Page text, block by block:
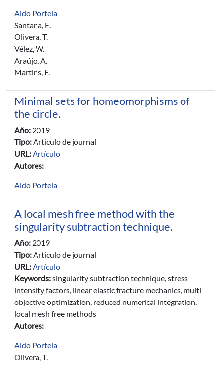
Aldo Portela
Santana, E.
Olivera, T.
Vélez, W.
Araújo, A.
Martins, F.
Minimal sets for homeomorphisms of
the circle.
Año: 2019
Tipo:Artículo de journal
URL:Artículo
Autores:
Aldo Portela
A local mesh free method with the
singularity subtraction technique.
Año: 2019
Tipo:Artículo de journal
URL:Artículo
Keywords:singularity subtraction technique, stress
intensity factors, linear elastic fracture mechanics, multi
objective optimization, reduced numerical integration,
local mesh free methods
Autores:
Aldo Portela
Olivera, T.